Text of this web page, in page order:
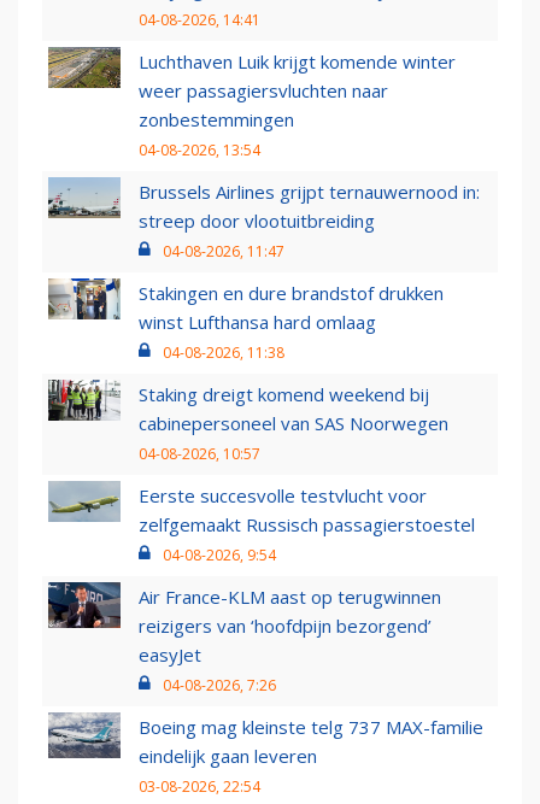
04-08-2026, 14:41
Luchthaven Luik krijgt komende winter
weer passagiersvluchten naar
zonbestemmingen
04-08-2026, 13:54
Brussels Airlines grijpt ternauwernood in:
streep door vlootuitbreiding
04-08-2026, 11:47
Stakingen en dure brandstof drukken
winst Lufthansa hard omlaag
04-08-2026, 11:38
Staking dreigt komend weekend bij
cabinepersoneel van SAS Noorwegen
04-08-2026, 10:57
Eerste succesvolle testvlucht voor
zelfgemaakt Russisch passagierstoestel
04-08-2026, 9:54
Air France-KLM aast op terugwinnen
reizigers van ‘hoofdpijn bezorgend’
easyJet
04-08-2026, 7:26
Boeing mag kleinste telg 737 MAX-familie
eindelijk gaan leveren
03-08-2026, 22:54